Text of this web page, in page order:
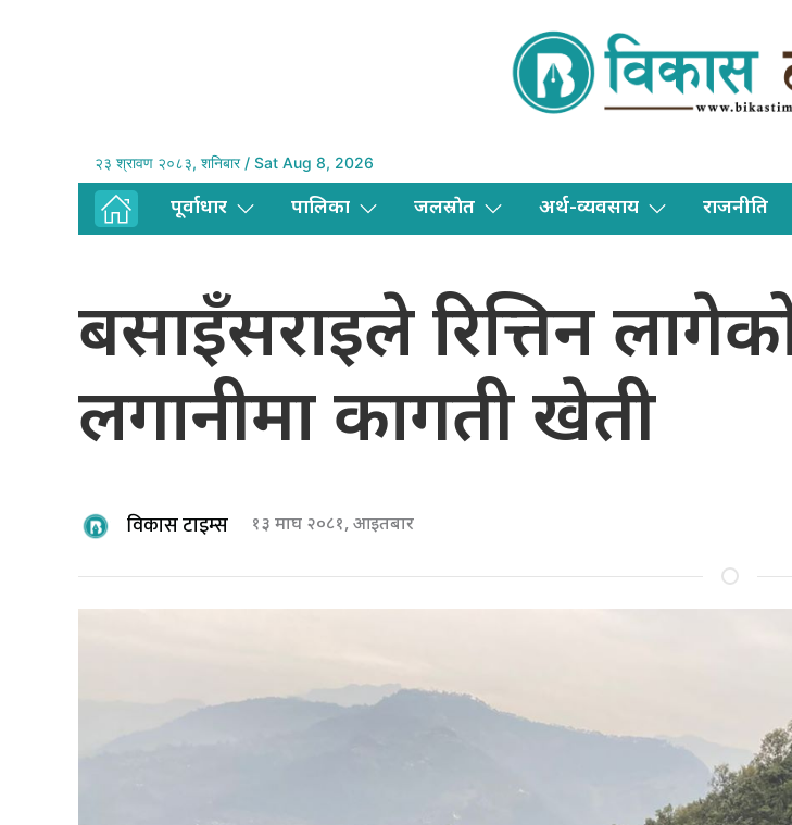
२३ श्रावण २०८३, शनिबार / Sat Aug 8, 2026
पूर्वाधार पालिका जलस्राेत अर्थ-व्यवसाय राजनीति
बसाइँसराइले रित्तिन
लगानीमा कागती खेती
विकास टाइम्स १३ माघ २०८१, आइतबार